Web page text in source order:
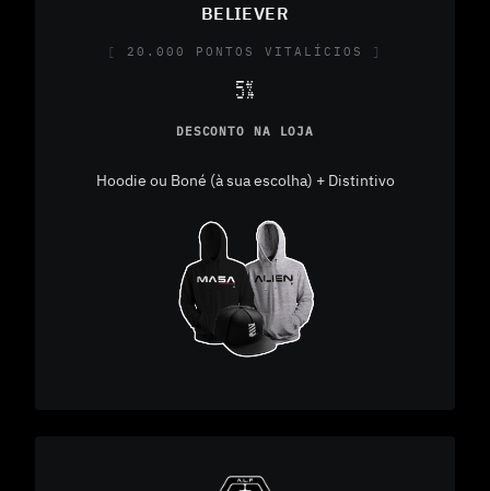
BELIEVER
20.000 PONTOS VITALÍCIOS
5%
DESCONTO NA LOJA
Hoodie ou Boné (à sua escolha) + Distintivo